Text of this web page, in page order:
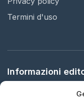
Termini d'uso
Informazioni